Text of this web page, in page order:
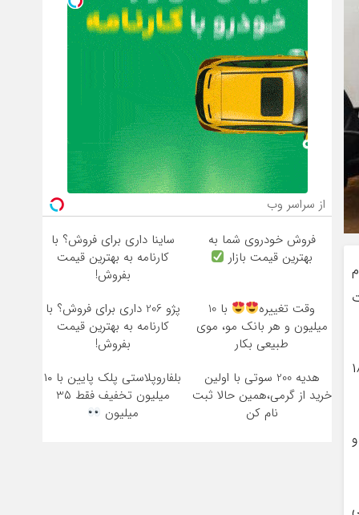
شد و در گام دوم این طرح در ۱۸
از سراسر وب
فروش خودروی شما به
بهترین قیمت بازار
ساینا داری برای فروش؟ با
کارنامه به بهترین قیمت
بفروش!
وقت تغییره
با 10
میلیون و هر بانک مو، موی
طبیعی بکار
پژو 206 داری برای فروش؟ با
کارنامه به بهترین قیمت
بفروش!
هدیه 200 سوتی با اولین
خرید از گرمی،همین حالا ثبت
نام کن
بلفاروپلاستی پلک پایین با ۱۰
میلیون تخفیف فقط 3۵
میلیون